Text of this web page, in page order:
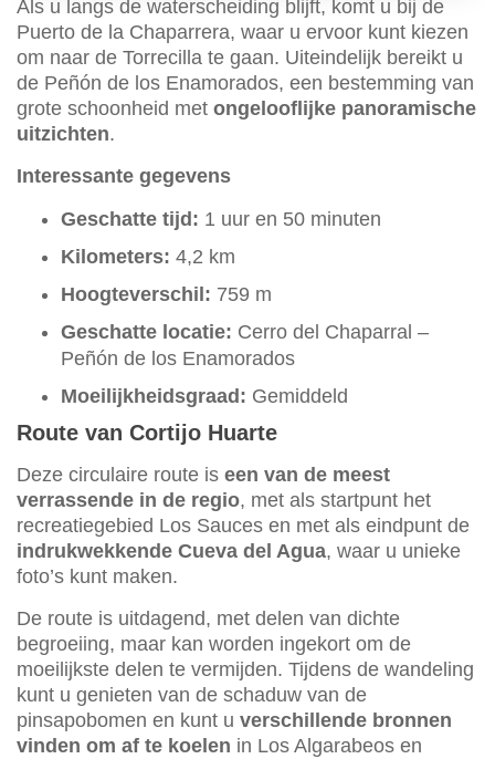
Als u langs de waterscheiding blijft, komt u bij de
Puerto de la Chaparrera, waar u ervoor kunt kiezen
om naar de Torrecilla te gaan. Uiteindelijk bereikt u
de Peñón de los Enamorados, een bestemming van
grote schoonheid met ongelooflijke panoramische
uitzichten.
Interessante gegevens
Geschatte tijd: 1 uur en 50 minuten
Kilometers: 4,2 km
Hoogteverschil: 759 m
Geschatte locatie: Cerro del Chaparral –
Peñón de los Enamorados
Moeilijkheidsgraad: Gemiddeld
Route van Cortijo Huarte
Deze circulaire route is een van de meest
verrassende in de regio, met als startpunt het
recreatiegebied Los Sauces en met als eindpunt de
indrukwekkende Cueva del Agua, waar u unieke
foto’s kunt maken.
De route is uitdagend, met delen van dichte
begroeiing, maar kan worden ingekort om de
moeilijkste delen te vermijden. Tijdens de wandeling
kunt u genieten van de schaduw van de
pinsapobomen en kunt u verschillende bronnen
vinden om af te koelen in Los Algarabeos en